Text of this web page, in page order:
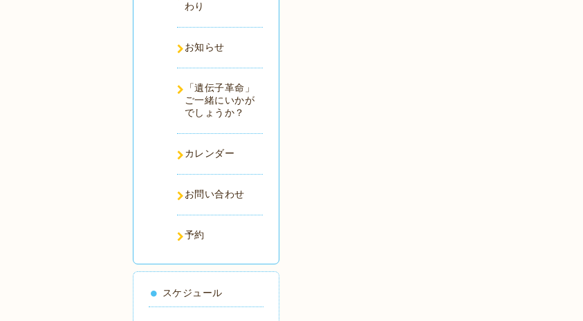
わり
お知らせ
「遺伝子革命」
ご一緒にいかが
でしょうか？
カレンダー
お問い合わせ
予約
スケジュール